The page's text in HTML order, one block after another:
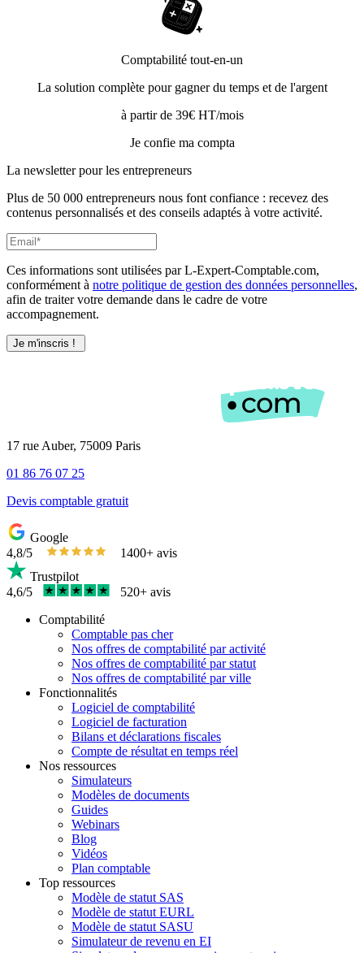
Comptabilité tout-en-un
La solution complète pour gagner du temps et de l'argent
à partir de 39€ HT/mois
Je confie ma compta
La newsletter pour les entrepreneurs
Plus de 50 000 entrepreneurs nous font confiance : recevez des
contenus personnalisés et des conseils adaptés à votre activité.
Ces informations sont utilisées par L-Expert-Comptable.com,
conformément à notre politique de gestion des données personnelles,
afin de traiter votre demande dans le cadre de votre
accompagnement.
17 rue Auber, 75009 Paris
01 86 76 07 25
Devis comptable gratuit
Google
4,8/5
1400+ avis
Trustpilot
4,6/5
520+ avis
Comptabilité
Comptable pas cher
Nos offres de comptabilité par activité
Nos offres de comptabilité par statut
Nos offres de comptabilité par ville
Fonctionnalités
Logiciel de comptabilité
Logiciel de facturation
Bilans et déclarations fiscales
Compte de résultat en temps réel
Nos ressources
Simulateurs
Modèles de documents
Guides
Webinars
Blog
Vidéos
Plan comptable
Top ressources
Modèle de statut SAS
Modèle de statut EURL
Modèle de statut SASU
Simulateur de revenu en EI